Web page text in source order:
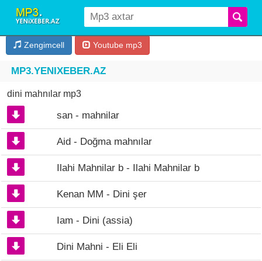
Zengimcell Youtube mp3
MP3.YENIXEBER.AZ
dini mahnılar mp3
san - mahnilar
Aid - Doğma mahnılar
Ilahi Mahnilar b - Ilahi Mahnilar b
Kenan MM - Dini şer
Iam - Dini (assia)
Dini Mahni - Eli Eli